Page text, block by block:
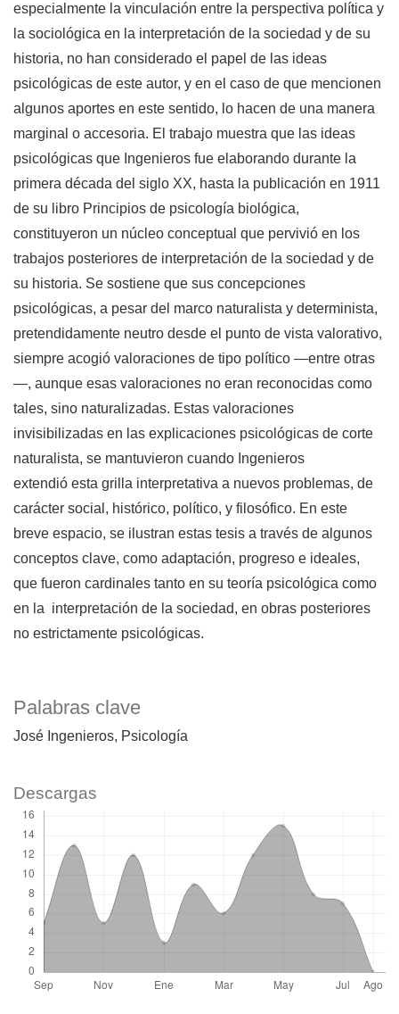
Palabras clave
José Ingenieros Psicología
especialmente la vinculación entre la perspectiva política y
la sociológica en la interpretación de la sociedad y de su
historia, no han considerado el papel de las ideas
psicológicas de este autor, y en el caso de que mencionen
algunos aportes en este sentido, lo hacen de una manera
marginal o accesoria. El trabajo muestra que las ideas
psicológicas que Ingenieros fue elaborando durante la
primera década del siglo XX, hasta la publicación en 1911
de su libro Principios de psicología biológica,
constituyeron un núcleo conceptual que pervivió en los
trabajos posteriores de interpretación de la sociedad y de
su historia. Se sostiene que sus concepciones
psicológicas, a pesar del marco naturalista y determinista,
pretendidamente neutro desde el punto de vista valorativo,
siempre acogió valoraciones de tipo político —entre otras
—, aunque esas valoraciones no eran reconocidas como
tales, sino naturalizadas. Estas valoraciones
invisibilizadas en las explicaciones psicológicas de corte
naturalista, se mantuvieron cuando Ingenieros
extendió esta grilla interpretativa a nuevos problemas, de
carácter social, histórico, político, y filosófico. En este
breve espacio, se ilustran estas tesis a través de algunos
conceptos clave, como adaptación, progreso e ideales,
que fueron cardinales tanto en su teoría psicológica como
en la interpretación de la sociedad, en obras posteriores
no estrictamente psicológicas.
Descargas